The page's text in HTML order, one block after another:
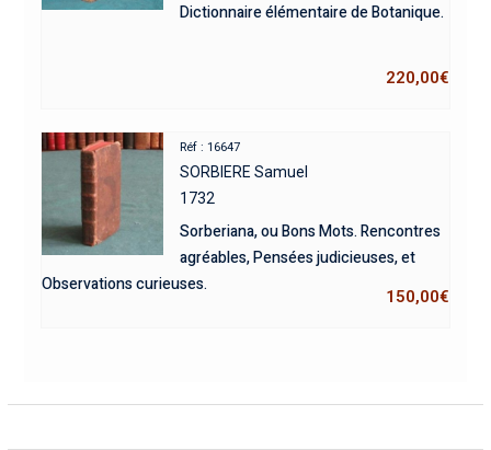
Dictionnaire élémentaire de Botanique.
220,00€
Réf : 16647
SORBIERE Samuel
1732
Sorberiana, ou Bons Mots. Rencontres
agréables, Pensées judicieuses, et
Observations curieuses.
150,00€